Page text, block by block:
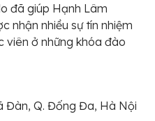
đã giúp Hạnh Lâm
nhận nhiều sự tín nhiệm
viên ở những khóa đào
Đàn, Q. Đống Đa, Hà Nội